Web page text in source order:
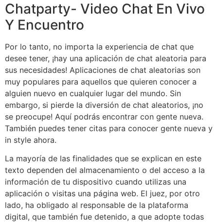
Chatparty- Video Chat En Vivo
Y Encuentro
Por lo tanto, no importa la experiencia de chat que
desee tener, ¡hay una aplicación de chat aleatoria para
sus necesidades! Aplicaciones de chat aleatorias son
muy populares para aquellos que quieren conocer a
alguien nuevo en cualquier lugar del mundo. Sin
embargo, si pierde la diversión de chat aleatorios, ¡no
se preocupe! Aquí podrás encontrar con gente nueva.
También puedes tener citas para conocer gente nueva y
in style ahora.
La mayoría de las finalidades que se explican en este
texto dependen del almacenamiento o del acceso a la
información de tu dispositivo cuando utilizas una
aplicación o visitas una página web. El juez, por otro
lado, ha obligado al responsable de la plataforma
digital, que también fue detenido, a que adopte todas